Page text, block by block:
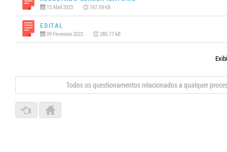
12 Abril 2023 167.59 kB
Edital
09 Fevereiro 2023 285.17 kB
Todos os questionamentos relacionados a qualquer